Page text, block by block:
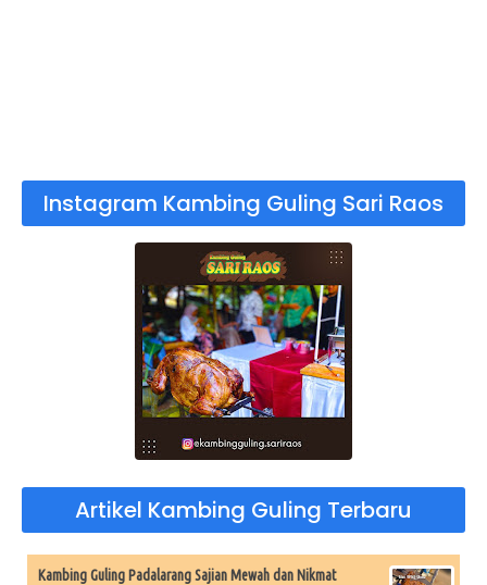
Instagram Kambing Guling Sari Raos
Artikel Kambing Guling Terbaru
Kambing Guling Padalarang Sajian Mewah dan Nikmat